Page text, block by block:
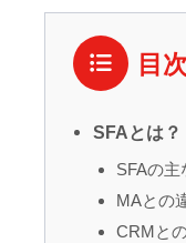
目次
SFAとは？
SFAの主
MAとの
CRMと